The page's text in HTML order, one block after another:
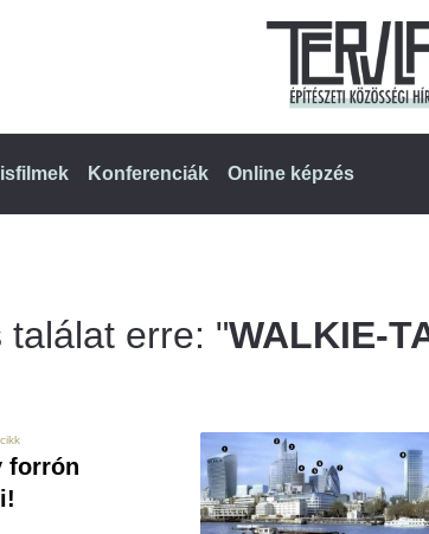
Konferenciák Online képzés
találat erre: "WALKIE-
forrón